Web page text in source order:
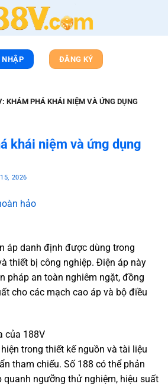
NHẬP ĐĂNG KÝ
KHÁM PHÁ KHÁI NIỆM VÀ ỨNG DỤNG
khái niệm và ứng dụng
2026
áp danh định được dùng trong
thiết bị công nghiệp. Điện áp này
pháp an toàn nghiêm ngặt, đồng
cho các mạch cao áp và bộ điều
của 188V
trong thiết kế nguồn và tài liệu
tham chiếu. Số 188 có thể phản
ngưỡng thử nghiệm, hiệu suất